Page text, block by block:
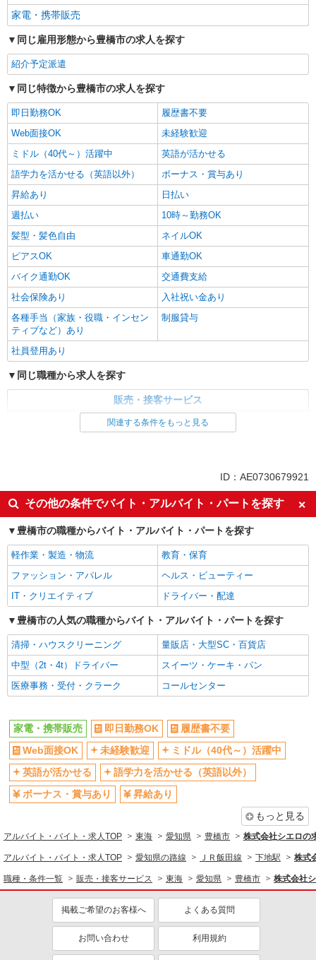
家電・携帯販売
同じ雇用形態から豊橋市の求人を探す
紹介予定派遣
同じ特徴から豊橋市の求人を探す
即日勤務OK
履歴書不要
Web面接OK
未経験歓迎
ミドル（40代～）活躍中
英語が活かせる
語学力を活かせる（英語以外）
ボーナス・賞与あり
昇給あり
日払い
週払い
10時～勤務OK
髪型・髪色自由
ネイルOK
ピアスOK
車通勤OK
バイク通勤OK
交通費支給
社会保険あり
入社祝い金あり
各種手当（家族・役職・インセン
ティブなど）あり
制服貸与
社員登用あり
同じ職種から求人を探す
販売・接客サービス
英語が活かせる
ボーナス・賞与あり
日払い
車通勤OK
交通費支給
社会保険あり
社員登用あり
関連する条件をもっと見る
ID：AE0730679921
その他の条件でバイト・アルバイト・パートを探す
豊橋市の職種からバイト・アルバイト・パートを探す
軽作業・製造・物流
教育・保育
ファッション・アパレル
ヘルス・ビューティー
IT・クリエイティブ
ドライバー・配達
豊橋市の人気の職種からバイト・アルバイト・パートを探す
清掃・ハウスクリーニング
量販店・大型SC・百貨店
中型（2t・4t）ドライバー
スイーツ・ケーキ・パン
医療事務・受付・クラーク
コールセンター
家電・携帯販売 即日勤務OK
履歴書不要
Web面接OK
未経験歓迎
ミドル（40代～）活躍中
英語が活かせる
語学力を活かせる（英語以外）
ボーナス・賞与あり
昇給あり
もっと見る
アルバイト・バイト・求人TOP 東海 愛知県 豊橋市 株式会社シエロの
アルバイト・バイト・求人TOP 愛知県の路線 ＪＲ飯田線 下地駅 株式
職種・条件一覧 販売・接客サービス 東海 愛知県 豊橋市 株式会社
掲載ご希望のお客様へ よくある質問
お問い合わせ 利用規約